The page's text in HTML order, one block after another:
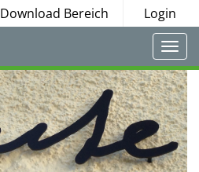
Download Bereich Login